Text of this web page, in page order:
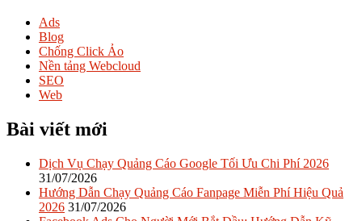
Ads
Blog
Chống Click Ảo
Nền tảng Webcloud
SEO
Web
Bài viết mới
Dịch Vụ Chạy Quảng Cáo Google Tối Ưu Chi Phí 2026
31/07/2026
Hướng Dẫn Chạy Quảng Cáo Fanpage Miễn Phí Hiệu Quả
2026 31/07/2026